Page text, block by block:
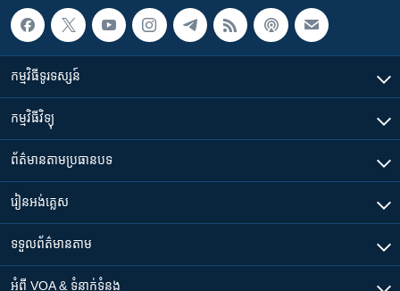
កម្មវិធី​ទូរទស្សន៍
កម្មវិធី​វិទ្យុ
ព័ត៌មាន​តាមប្រធានបទ​
រៀន​​អង់គ្លេស
ទទួល​ព័ត៌មាន​តាម
អំពី​ VOA & ទំនាក់ទំនង